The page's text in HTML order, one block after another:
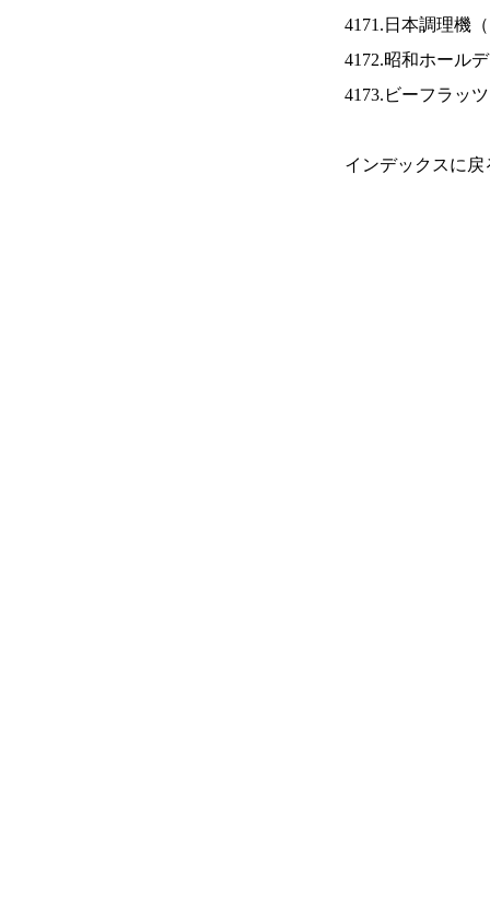
4171.日本調理機（
4172.昭和ホール
4173.ビーフラッ
インデックスに戻